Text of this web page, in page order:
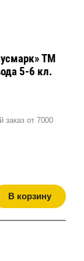
ТМ
5-6 кл.
заказ от 7000
В корзину